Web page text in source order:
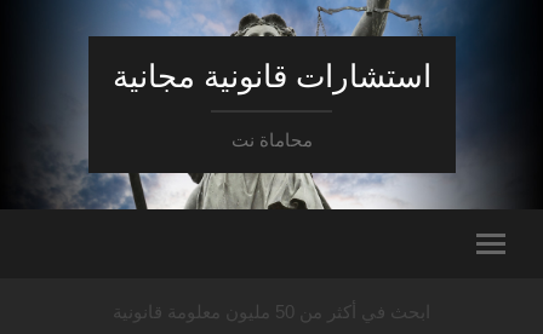
استشارات قانونية مجانية
محاماة نت
ابحث في أكثر من 50 مليون معلومة قانونية